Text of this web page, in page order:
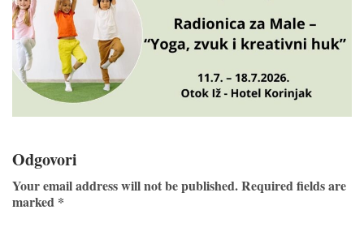
Odgovori
Your email address will not be published. Required fields are
marked *